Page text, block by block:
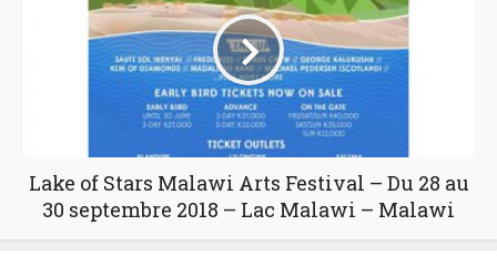
Lake of Stars Malawi Arts Festival – Du 28 au
30 septembre 2018 – Lac Malawi – Malawi